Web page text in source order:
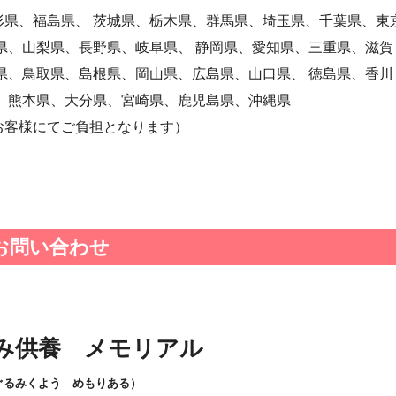
、福島県、 茨城県、栃木県、群馬県、埼玉県、千葉県、東
山梨県、長野県、岐阜県、 静岡県、愛知県、三重県、滋賀
鳥取県、島根県、岡山県、広島県、山口県、 徳島県、香川
本県、大分県、宮崎県、鹿児島県、沖縄県
様にてご負担となります）
問い合わせ
供養 メモリアル
るみくよう めもりある）